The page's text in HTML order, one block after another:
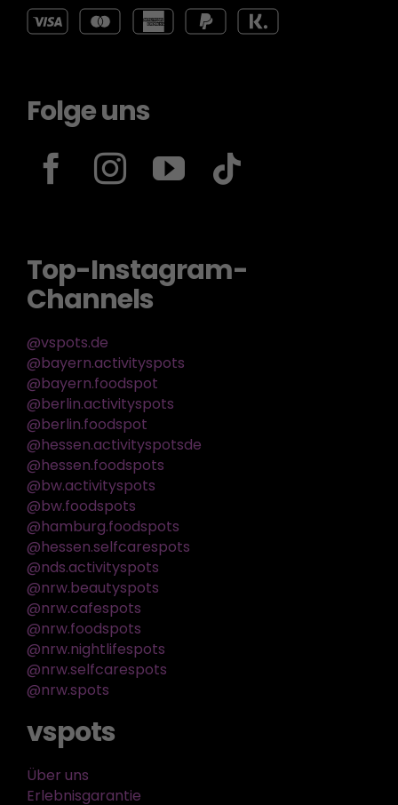
Folge uns
Top-Instagram-
Channels
@vspots.de
@bayern.activityspots
@bayern.foodspot
@berlin.activityspots
@berlin.foodspot
@hessen.activityspotsde
@hessen.foodspots
@bw.activityspots
@bw.foodspots
@hamburg.foodspots
@hessen.selfcarespots
@nds.activityspots
@nrw.beautyspots
@nrw.cafespots
@nrw.foodspots
@nrw.nightlifespots
@nrw.selfcarespots
@nrw.spots
vspots
Über uns
Erlebnisgarantie